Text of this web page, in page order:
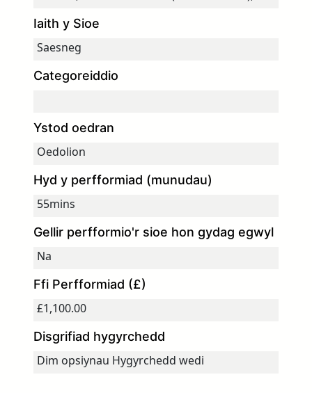
Iaith y Sioe
Categoreiddio
Ystod oedran
Hyd y perfformiad (munudau)
Gellir perfformio'r sioe hon gydag egwyl
Ffi Perfformiad (£)
Disgrifiad hygyrchedd